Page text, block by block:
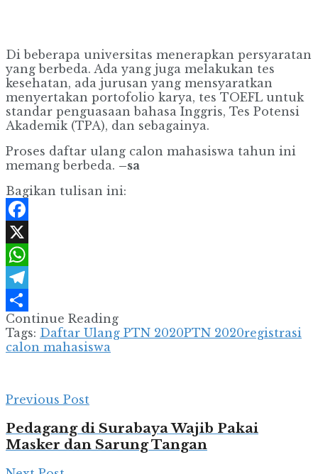
Di beberapa universitas menerapkan persyaratan
yang berbeda. Ada yang juga melakukan tes
kesehatan, ada jurusan yang mensyaratkan
menyertakan portofolio karya, tes TOEFL untuk
standar penguasaan bahasa Inggris, Tes Potensi
Akademik (TPA), dan sebagainya.
Proses daftar ulang calon mahasiswa tahun ini
memang berbeda. –sa
Bagikan tulisan ini:
Facebook
X
WhatsApp
Telegram
Share
Continue Reading
Tags: Daftar Ulang PTN 2020PTN 2020registrasi
calon mahasiswa
Previous Post
Pedagang di Surabaya Wajib Pakai
Masker dan Sarung Tangan